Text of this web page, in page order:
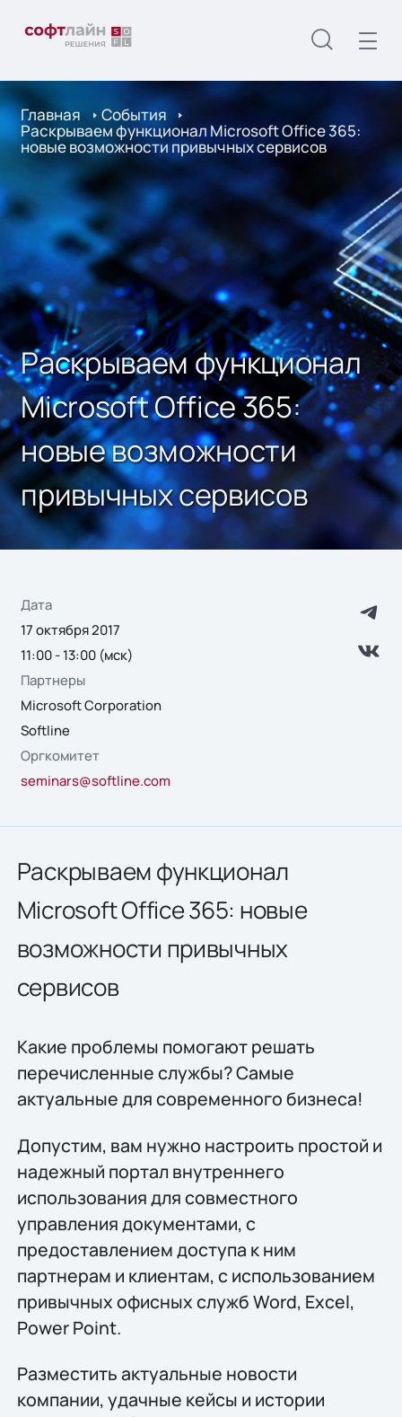
Главная События
Раскрываем функционал Microsoft Office 365:
новые возможности привычных сервисов
Раскрываем функционал
Microsoft Office 365:
новые возможности
привычных сервисов
Дата
17 октября 2017
11:00 - 13:00 (мск)
Партнеры
Microsoft Corporation
Softline
Оргкомитет
seminars@softline.com
Раскрываем функционал
Microsoft Office 365: новые
возможности привычных
сервисов
Какие проблемы помогают решать
перечисленные службы? Самые
актуальные для современного бизнеса!
Допустим, вам нужно настроить простой и
надежный портал внутреннего
использования для совместного
управления документами, с
предоставлением доступа к ним
партнерам и клиентам, с использованием
привычных офисных служб Word, Excel,
Power Point.
Разместить актуальные новости
компании, удачные кейсы и истории